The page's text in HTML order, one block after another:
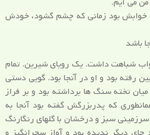
خوابش بود زمانی که چشم گشود، خودش
باشد
شباهت داشت. یک رویای شیرین. تمام
رفته بود و او در آنجا بود. گویی دستی
میان تخته سنگ ها برداشته بود و بر فراز
که پدربزرگش گفته بود آنجا به
سرزمینی سبز و درخشان با گلهای رنگارنگ